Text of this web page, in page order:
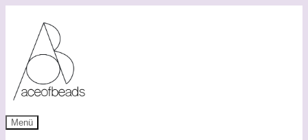
Navigation
springen
springen
Menü